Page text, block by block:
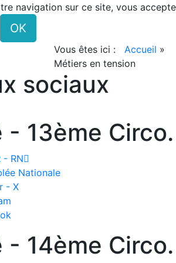
navigation sur ce site, vous
OK
Vous êtes ici : Accueil »
Métiers en tension
sociaux
- 13ème Circo.
- RN
Nationale
- X
- 14ème Circo.